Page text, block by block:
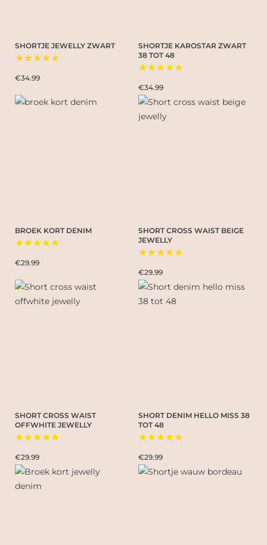
SHORTJE JEWELLY ZWART
★★★★★
€34.99
SHORTJE KAROSTAR ZWART
38 TOT 48
★★★★★
€34.99
BROEK KORT DENIM
★★★★★
€29.99
SHORT CROSS WAIST BEIGE
JEWELLY
★★★★★
€29.99
SHORT CROSS WAIST
OFFWHITE JEWELLY
★★★★★
€29.99
SHORT DENIM HELLO MISS 38
TOT 48
★★★★★
€29.99